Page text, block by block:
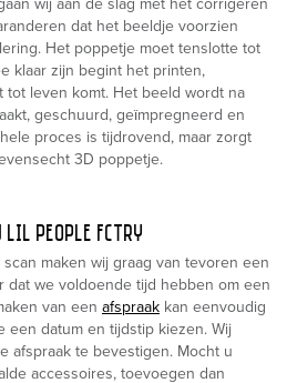
wij aan de slag met het corrigeren
dat het beeldje voorzien
Het poppetje moet tenslotte tot
klaar zijn begint het printen,
tot leven komt. Het beeld wordt na
geschuurd, geïmpregneerd en
proces is tijdrovend, maar zorgt
3D poppetje.
PEOPLE FCTRY
maken wij graag van tevoren een
dat we voldoende tijd hebben om een
van een afspraak kan eenvoudig
een datum en tijdstip kiezen. Wij
afspraak te bevestigen. Mocht u
accessoires, toevoegen dan